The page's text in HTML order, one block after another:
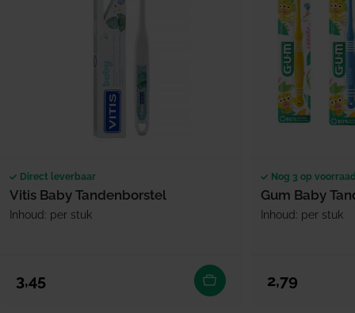
Direct leverbaar
Vitis Baby Tandenborstel
Inhoud: per stuk
Normale prijs
3,45
Nog 3 op
Gum Baby
Inhoud: per stuk
Normale prijs
2,79